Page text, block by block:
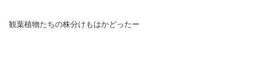
観葉植物たちの株分けもはかどったー